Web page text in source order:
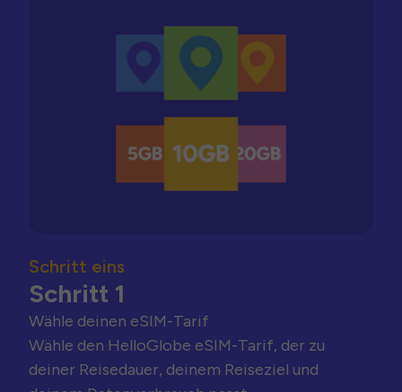
Schritt eins
Schritt 1
Wähle deinen eSIM-Tarif
Wähle den HelloGlobe eSIM-Tarif, der zu
deiner Reisedauer, deinem Reiseziel und